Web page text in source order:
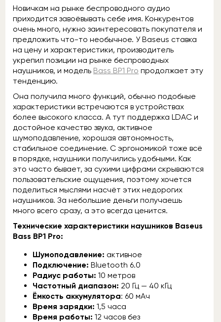
Новичкам на рынке беспроводного аудио
приходится завоёвывать себе имя. Конкурентов
очень много, нужно заинтересовать покупателя и
предложить что-то необычное. У Baseus ставка
на цену и характеристики, производитель
укрепил позиции на рынке беспроводных
наушников, и модель Bass BP1 Pro продолжает эту
тенденцию.
Она получила много функций, обычно подобные
характеристики встречаются в устройствах
более высокого класса. А тут поддержка LDAC и
достойное качество звука, активное
шумоподавление, хорошая автономность,
стабильное соединение. С эргономикой тоже всё
в порядке, наушники получились удобными. Как
это часто бывает, за сухими цифрами скрываются
пользовательские ощущения, поэтому хочется
поделиться мыслями насчёт этих недорогих
наушников. За небольшие деньги получаешь
много всего сразу, а это всегда ценится.
Технические характеристики наушников Baseus
Bass BP1 Pro:
Шумоподавление: активное
Подключение: Bluetooth 6.0
Радиус работы: 10 метров
Частотный диапазон: 20 Гц — 40 кГц
Ёмкость аккумулятора: 60 мАч
Время зарядки: 1,5 часа
Время работы: 12 часов без